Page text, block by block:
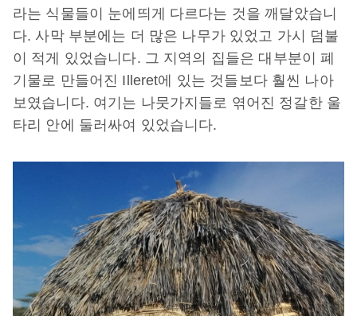
라는 식물들이 눈에띄게 다르다는 것을 깨달았습니
다. 사막 부분에는 더 많은 나무가 있었고 가시
덤불
이
적게 있었습니다. 그 지역의 집들은 대부분이
폐
기물로 만들어진 Illeret에 있는 것들보다 훨씬 나아
보였습니다. 여기는 나뭇가지들로 엮어진 정갈한 울
타리 안에 둘러싸여 있었습니다.